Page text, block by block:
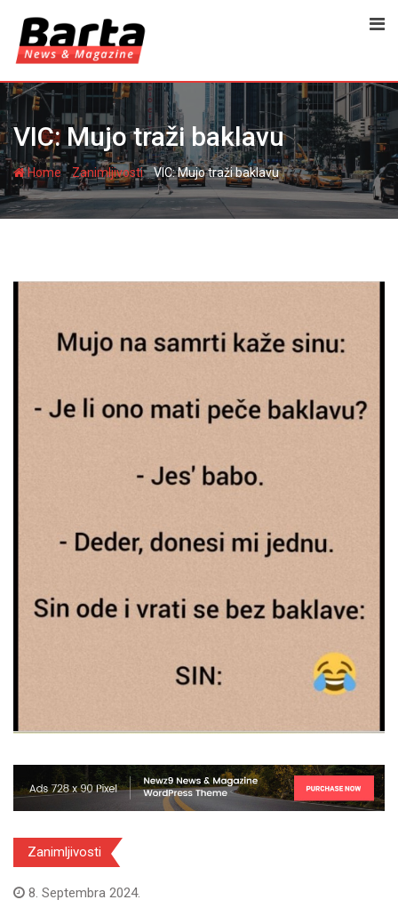
content
VIC: Mujo traži baklavu
Home-Zanimljivosti-VIC: Mujo traži baklavu
Zanimljivosti
8. Septembra 2024.